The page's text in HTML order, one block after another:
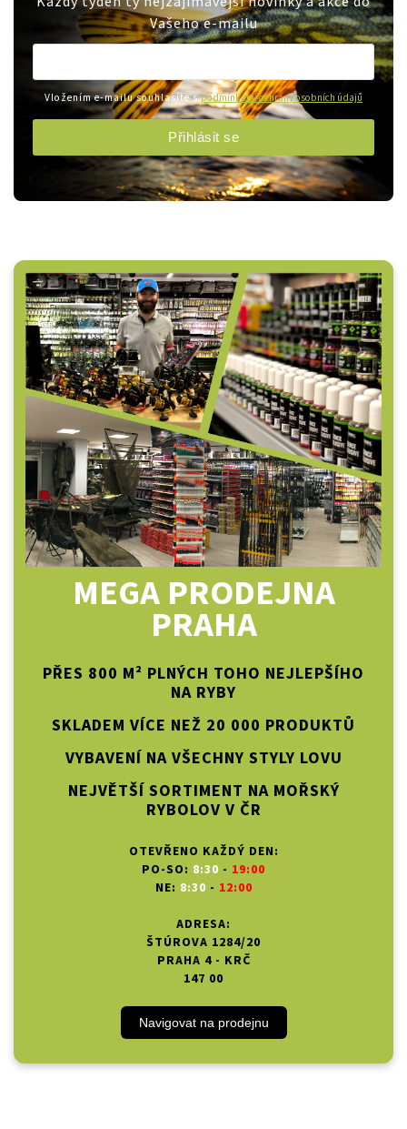
MEGA PRODEJNA
PRAHA
PŘES 800 M² PLNÝCH TOHO NEJLEPŠÍHO
NA RYBY
SKLADEM VÍCE NEŽ 20 000 PRODUKTŮ
VYBAVENÍ NA VŠECHNY STYLY LOVU
NEJVĚTŠÍ SORTIMENT NA MOŘSKÝ
RYBOLOV V ČR
OTEVŘENO KAŽDÝ DEN:
PO-SO: 8:30 - 19:00
NE: 8:30 - 12:00
ADRESA:
ŠTÚROVA 1284/20
PRAHA 4 - KRČ
147 00
Navigovat na prodejnu
Vašeho e-mailu
Vložením e-mailu souhlasíte spodmínkami ochrany osobních údajů
Přihlásit se